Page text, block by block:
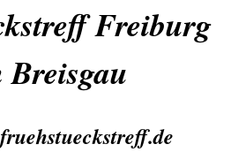
Freiburg
Breisgau